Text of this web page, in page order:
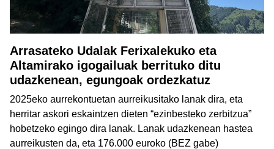
Arrasateko Udalak Ferixalekuko eta
Altamirako igogailuak berrituko ditu
udazkenean, egungoak ordezkatuz
2025eko aurrekontuetan aurreikusitako lanak dira, eta
herritar askori eskaintzen dieten “ezinbesteko zerbitzua”
hobetzeko egingo dira lanak. Lanak udazkenean hastea
aurreikusten da, eta 176.000 euroko (BEZ gabe)